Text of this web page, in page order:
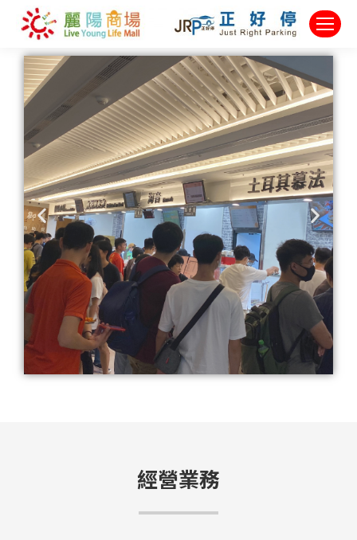
中壢大時鐘廣場
中壢大時鐘廣場
內湖洲子美食街商場
金門家樂福商場
新北市三重商工地下停車場
臺北市艋舺公園地下停車場
臺北市立兒童新樂園商場
臺北市立動物園商場
臺灣大學美食商場
陽明交通大學美食商場
重新橋觀光市集
臺灣科技大學美食商場
新北市四維公園地下停車場
中壢大時鐘廣場
中壢大時鐘廣場
內湖洲子美食街商場
金門家樂福商場
新北市三重商工地下停車場
臺北市艋舺公園地下停車場
臺北市立兒童新樂園商場
臺北市立動物園商場
臺灣大學美食商場
陽明交通大學美食商場
重新橋觀光市集
臺灣科技大學美食商場
新北市四維公園地下停車場
中壢大時鐘廣場
中壢大時鐘廣場
內湖洲子美食街商場
金門家樂福商場
新北市三重商工地下停車場
臺北市艋舺公園地下停車場
臺北市立兒童新樂園商場
臺北市立動物園商場
臺灣大學美食商場
陽明交通大學美食商場
重新橋觀光市集
臺灣科技大學美食商場
新北市四維公園地下停車場
經營業務